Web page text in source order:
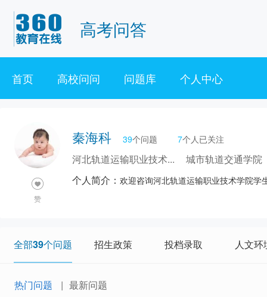
高考问答
首页 高校问问 问题库 个人中心
赞
秦海科 39个问题 7个人已关注
河北轨道运输职业技术...
城市轨道交通学院
个人简介： 欢迎咨询河北轨道运输职业技术学院学
全部39个问题 招生政策 投档录取 人文环
热门问题 最新问题